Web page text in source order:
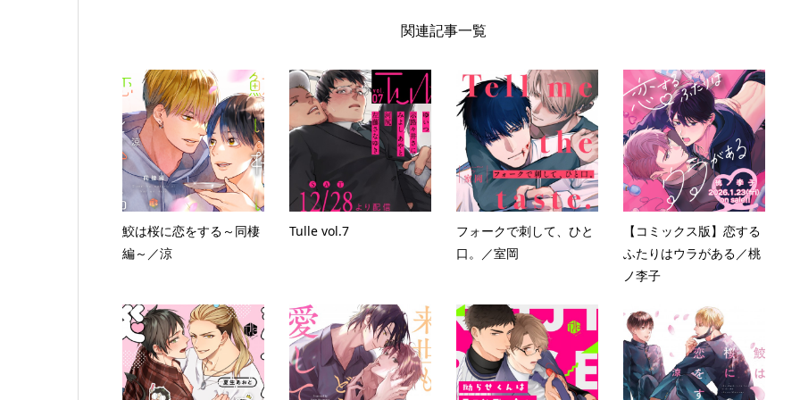
関連記事一覧
鮫は桜に恋をする～同棲
編～／涼
Tulle vol.7
フォークで刺して、ひと
口。／室岡
【コミックス版】恋する
ふたりはウラがある／桃
ノ李子